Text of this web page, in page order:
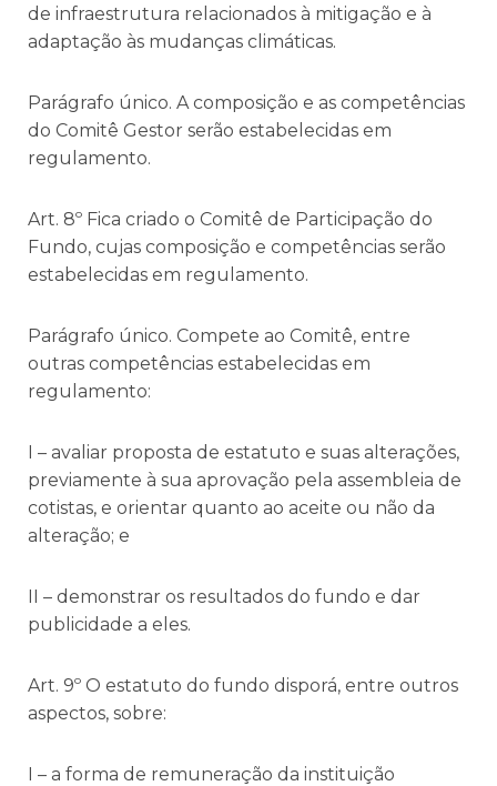
de infraestrutura relacionados à mitigação e à
adaptação às mudanças climáticas.
Parágrafo único. A composição e as competências
do Comitê Gestor serão estabelecidas em
regulamento.
Art. 8º Fica criado o Comitê de Participação do
Fundo, cujas composição e competências serão
estabelecidas em regulamento.
Parágrafo único. Compete ao Comitê, entre
outras competências estabelecidas em
regulamento:
I – avaliar proposta de estatuto e suas alterações,
previamente à sua aprovação pela assembleia de
cotistas, e orientar quanto ao aceite ou não da
alteração; e
II – demonstrar os resultados do fundo e dar
publicidade a eles.
Art. 9º O estatuto do fundo disporá, entre outros
aspectos, sobre:
I – a forma de remuneração da instituição